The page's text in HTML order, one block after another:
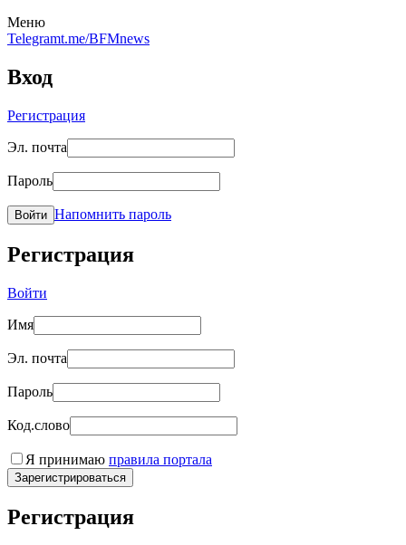
Меню
Telegramt.me/BFMnews
Вход
Регистрация
Эл. почта
Пароль
Войти Напомнить пароль
Регистрация
Войти
Имя
Эл. почта
Пароль
Код.слово
Я принимаю правила портала
Зарегистрироваться
Регистрация